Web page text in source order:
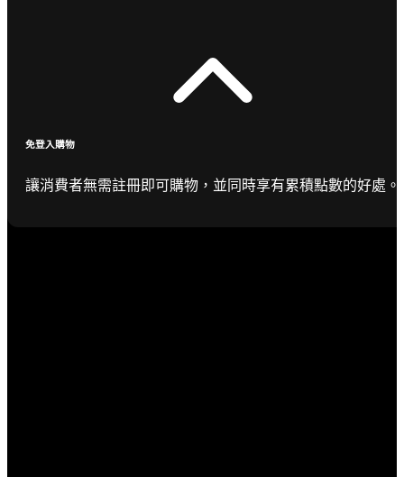
免登入購物
讓消費者無需註冊即可購物，並同時享有累積點數的好處。